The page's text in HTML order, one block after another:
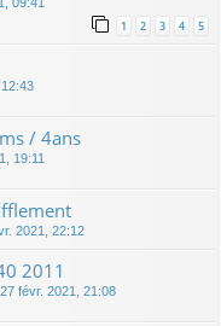
1 2 3 4 5
/ 4ans
19:11
2021, 22:12
2011
27 févr. 2021, 21:08